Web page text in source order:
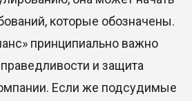
которые обозначены.
принципиально важно
и защита
Если же подсудимые